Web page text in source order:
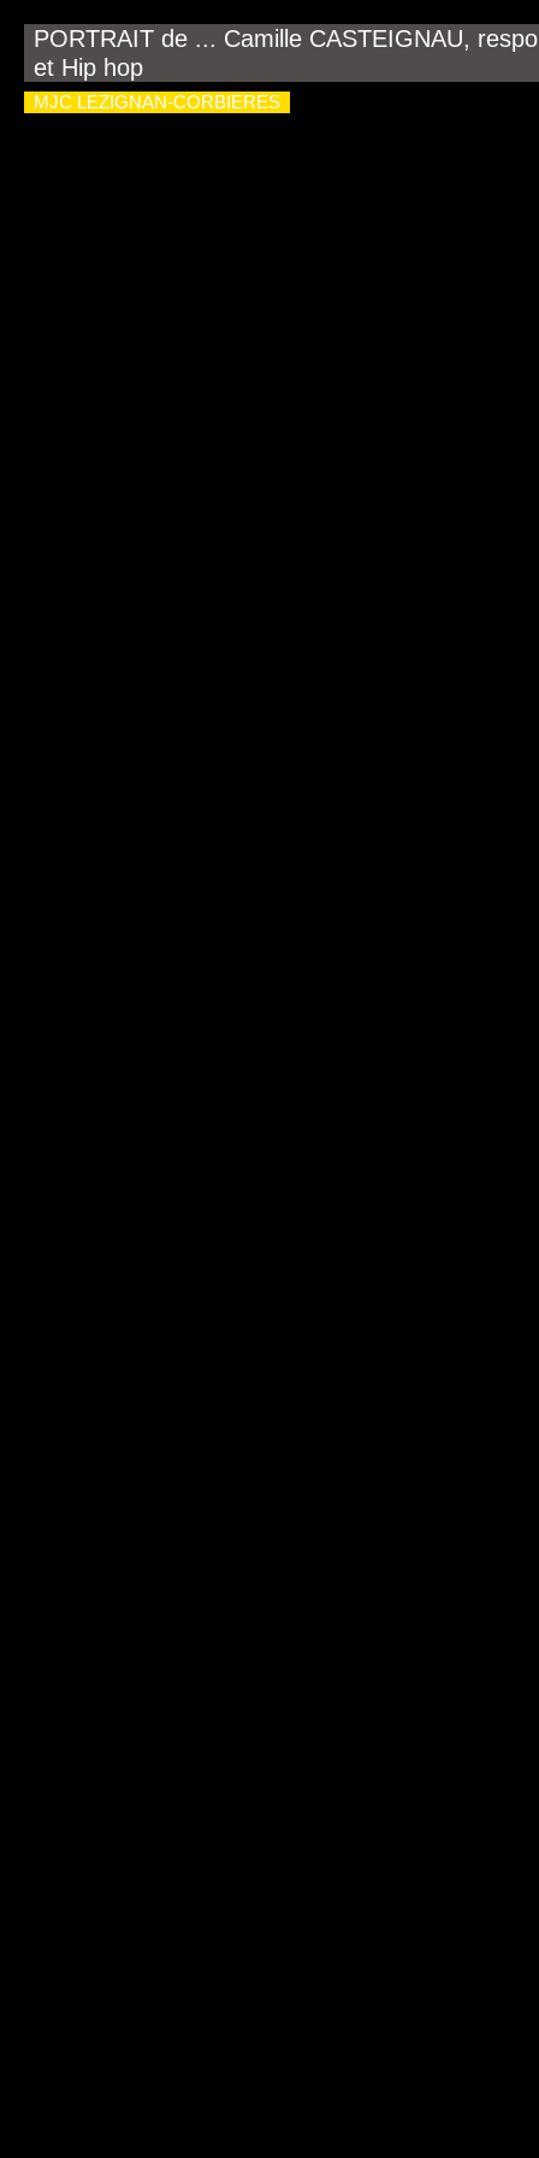
PORTRAIT de ... Camille CASTEIGNAU,
et Hip hop
MJC LEZIGNAN-CORBIERES